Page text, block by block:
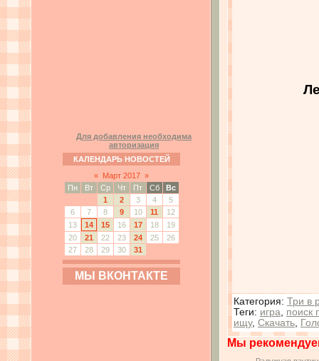
Для добавления необходима
авторизация
КАЛЕНДАРЬ НОВОСТЕЙ
« Март 2017 »
Пн
Вт Ср Чт Пт Сб
Вс
1
2 3 4
5
6
7 8 9 10 11
12
13
14 15 16 17 18
19
20
21 22 23 24 25
26
27
28 29 30 31
МЫ ВКОНТАКТЕ
Категория: Три в
Теги: игра
поиск
ищу, Скачать
Мы